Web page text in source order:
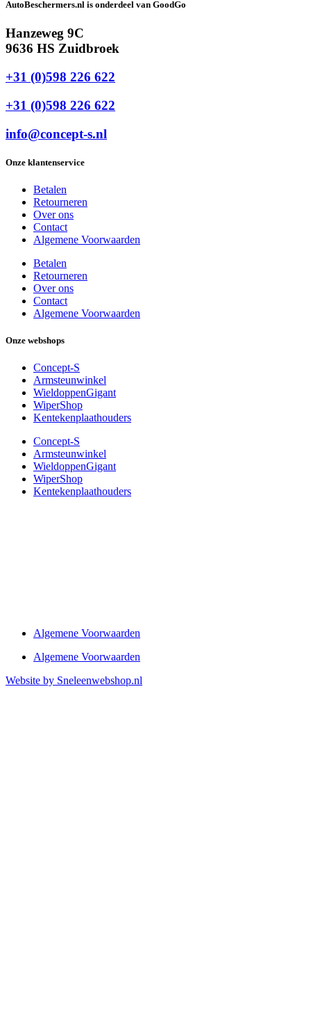
AutoBeschermers.nl is onderdeel van GoodGo
Hanzeweg 9C
9636 HS Zuidbroek
+31 (0)598 226 622
+31 (0)598 226 622
info@concept-s.nl
Onze klantenservice
Betalen
Retourneren
Over ons
Contact
Algemene Voorwaarden
Betalen
Retourneren
Over ons
Contact
Algemene Voorwaarden
Onze webshops
Concept-S
Armsteunwinkel
WieldoppenGigant
WiperShop
Kentekenplaathouders
Concept-S
Armsteunwinkel
WieldoppenGigant
WiperShop
Kentekenplaathouders
Algemene Voorwaarden
Algemene Voorwaarden
Website by Sneleenwebshop.nl